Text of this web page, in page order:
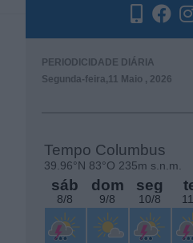
PERIODICIDADE DIÁRIA
Segunda-feira,11 Maio , 2026